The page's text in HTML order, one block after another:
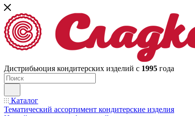
Дистрибьюция кондитерских изделий с 1995 года
Каталог
Тематический ассортимент кондитерские изделия